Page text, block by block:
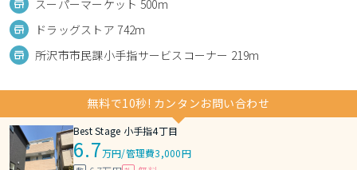
スーパーマーケット 500m
ドラッグストア 742m
所沢市市民課小手指サービスコーナー 219m
無料で10秒! カンタンお問い合わせ
Best Stage 小手指4丁目
6.7万円/管理費3,000円